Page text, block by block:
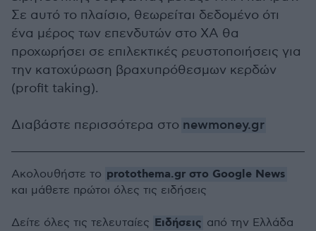
Σε αυτό το πλαίσιο, θεωρείται δεδομένο ότι
ένα μέρος των επενδυτών στο ΧΑ θα
προχωρήσει σε επιλεκτικές ρευστοποιήσεις για
την κατοχύρωση βραχυπρόθεσμων κερδών
(profit taking).
Διαβάστε περισσότερα στο newmoney.gr
Ακολουθήστε το protothema.gr στο Google News
και μάθετε πρώτοι όλες τις ειδήσεις
Δείτε όλες τις τελευταίες Ειδήσεις από την Ελλάδα